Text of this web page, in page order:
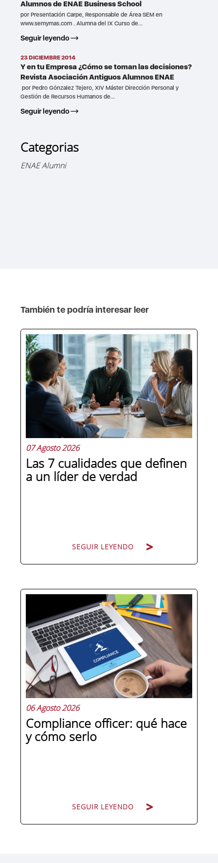
Alumnos de ENAE Business School
por Presentación Carpe, Responsable de Área SEM en
www.semymas.com . Alumna del IX Curso de...
Seguir leyendo
23 DICIEMBRE 2014
Y en tu Empresa ¿Cómo se toman las decisiones?
Revista Asociación Antiguos Alumnos ENAE
por Pedro Gónzalez Tejero, XIV Máster Dirección Personal y
Gestión de Recursos Humanos de...
Seguir leyendo
Categorias
ENAE Alumni
También te podría interesar leer
07 Agosto 2026
Las 7 cualidades que definen
a un líder de verdad
SEGUIR LEYENDO
Hay personas que ocupan puestos de
dirección y hay personas que lideran.
La diferencia no está en el cargo ni en
la antigüedad, sino en un conjunto de
competencias que se pueden
aprender, practicar y medir. Si te
preguntas qué separa a un directivo...
06 Agosto 2026
Compliance officer: qué hace
y cómo serlo
SEGUIR LEYENDO